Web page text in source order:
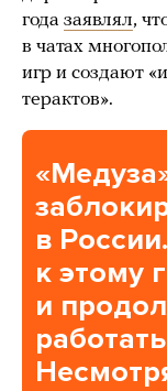
года заявлял,
в чатах
игр и создают
терактов».
в
к этому
и